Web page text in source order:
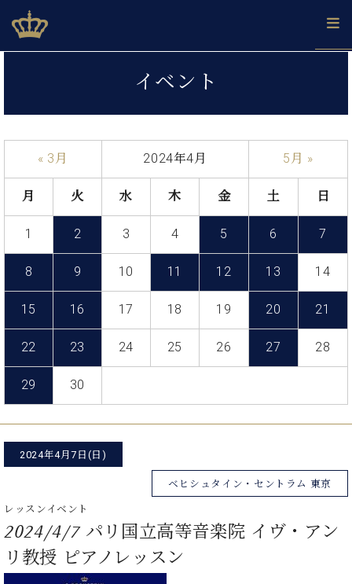
to
content
ベヒシュタインジャパン公式サイト
BECHSTEIN JAPAN Official Site
グ
ヒ
ュ
タ
ト /
C.
ベ
ヒ
シ
ン
レ
デ
ス
示
ヒ
イ
ン
の
ラ
ピ
を
る
こ
と
音
タ
ッ
チ
ベ
ヒ
シ
ン
の
密
イ
器
ベ
ヒ
ュ
ン
ブ
ン
リ
音
楽
家
達
ニ
ュ
ル
員
登
録
案
各
店
舗
ら
せ
情
報
等)
ュ
イ
で、
た
い！
録
音
し
い！
う
方
お
近
業
用
タ
イ
ン・
サ
会
ベ
ヒ
シ
ュ
イベント
« 3月 2024年4月 5月 »
月 火 水 木 金 土 日
1 2 3 4 5 6 7
8 9 10 11 12 13 14
15 16 17 18 19 20 21
22 23 24 25 26 27 28
29 30
2024年4月7日(日)
ベヒシュタイン・セントラム 東京
レッスンイベント
2024/4/7 パリ国立高等音楽院 イヴ・アン
リ教授 ピアノレッスン